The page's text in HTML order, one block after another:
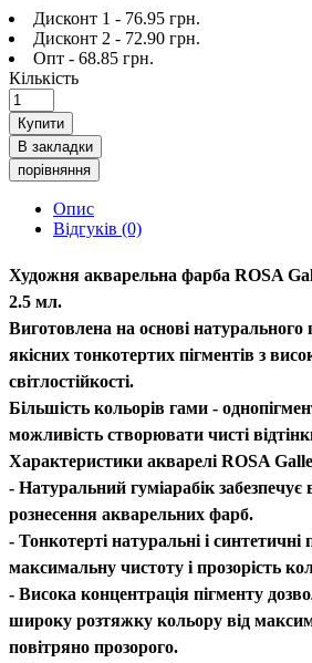
Дисконт 1 - 76.95 грн.
Дисконт 2 - 72.90 грн.
Опт - 68.85 грн.
Кількість
Купити
В закладки
порівняння
Опис
Відгуків (0)
Художня акварельна фарба ROSA
2.5 мл.
Виготовлена на основі натурального
якісних тонкотертих пігментів з
світлостійкості.
Більшість кольорів гами -
можливість створювати чисті
Характеристики акварелі ROSA
- Натуральний гуміарабік забезпечує
рознесення акварельних фарб.
- Тонкотерті натуральні і
максимальну чистоту і прозорість
- Висока концентрація пігменту
широку розтяжку кольору від
повітряно прозорого.